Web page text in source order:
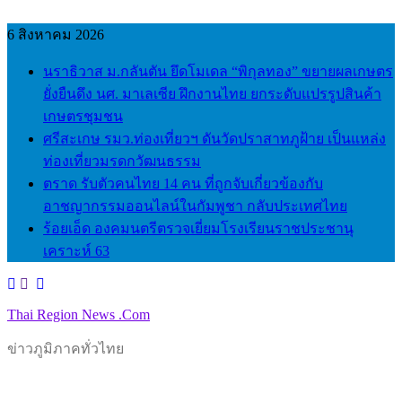
to
6 สิงหาคม 2026
นราธิวาส ม.กลันตัน ยึดโมเดล “พิกุลทอง” ขยายผลเกษตร
ยั่งยืนดึง นศ. มาเลเซีย ฝึกงานไทย ยกระดับแปรรูปสินค้า
เกษตรชุมชน
ศรีสะเกษ รมว.ท่องเที่ยวฯ ดันวัดปราสาทภูฝ้าย เป็นแหล่ง
ท่องเที่ยวมรดกวัฒนธรรม
ตราด รับตัวคนไทย 14 คน ที่ถูกจับเกี่ยวข้องกับ
อาชญากรรมออนไลน์ในกัมพูชา กลับประเทศไทย
ร้อยเอ็ด องคมนตรีตรวจเยี่ยมโรงเรียนราชประชานุ
เคราะห์ 63
Thai Region News .Com
ข่าวภูมิภาคทั่วไทย